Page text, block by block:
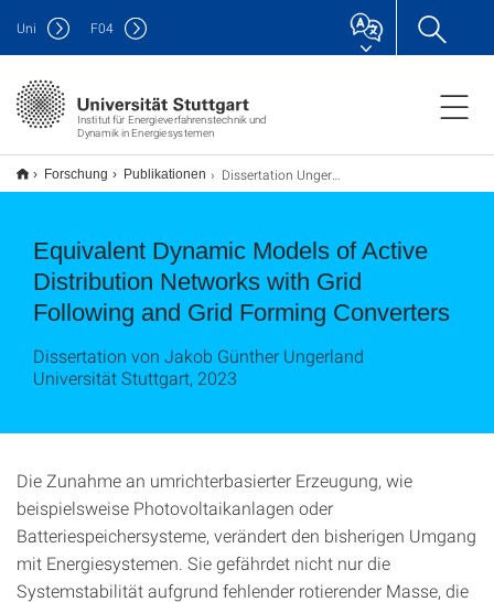
Institut für Energieverfahrenstechnik und
Dynamik in Energiesystemen
Uni F04
Forschung Publikationen Dissertation Ungerland
Equivalent Dynamic Models of Active
Distribution Networks with Grid
Following and Grid Forming Converters
Dissertation von Jakob Günther Ungerland
Universität Stuttgart, 2023
Die Zunahme an umrichterbasierter Erzeugung, wie
beispielsweise Photovoltaikanlagen oder
Batteriespeichersysteme, verändert den bisherigen Umgang
mit Energiesystemen. Sie gefährdet nicht nur die
Systemstabilität aufgrund fehlender rotierender Masse, die